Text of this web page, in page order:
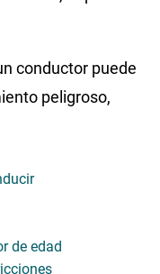
conductor puede
peligroso,
de edad